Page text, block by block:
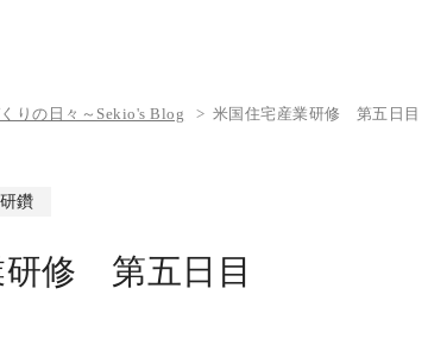
りの日々～Sekio's Blog 米国住宅産業研修 第五日目
鑽
研修 第五日目